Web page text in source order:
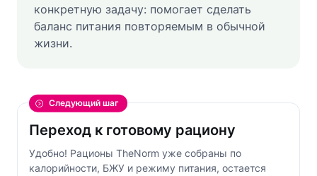
конкретную задачу: помогает сделать
баланс питания повторяемым в обычной
жизни.
Следующий шаг
Переход к готовому рациону
Удобно! Рационы TheNorm уже собраны по
калорийности, БЖУ и режиму питания, остается